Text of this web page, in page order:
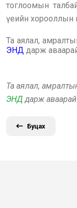
тоглоомын
үеийн хорооллын
Та аялал,
ЭНД дарж
Та аялал,
ЭНД дарж аваарай
Буцах